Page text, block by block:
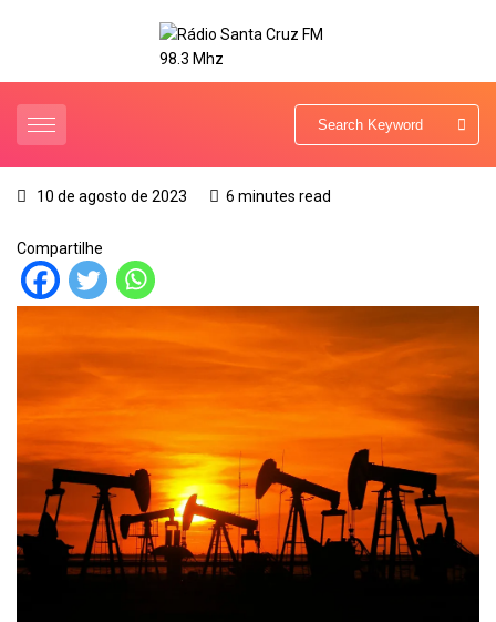
10 de agosto de 2023 6 minutes read
Compartilhe